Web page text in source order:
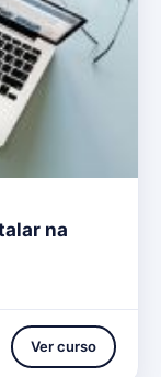
na
Ver curso